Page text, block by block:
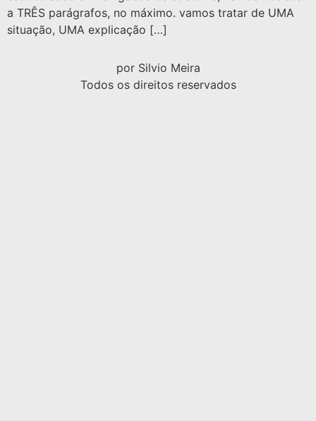
a TRÊS parágrafos, no máximo. vamos tratar de UMA
situação, UMA explicação […]
por Silvio Meira
Todos os direitos reservados